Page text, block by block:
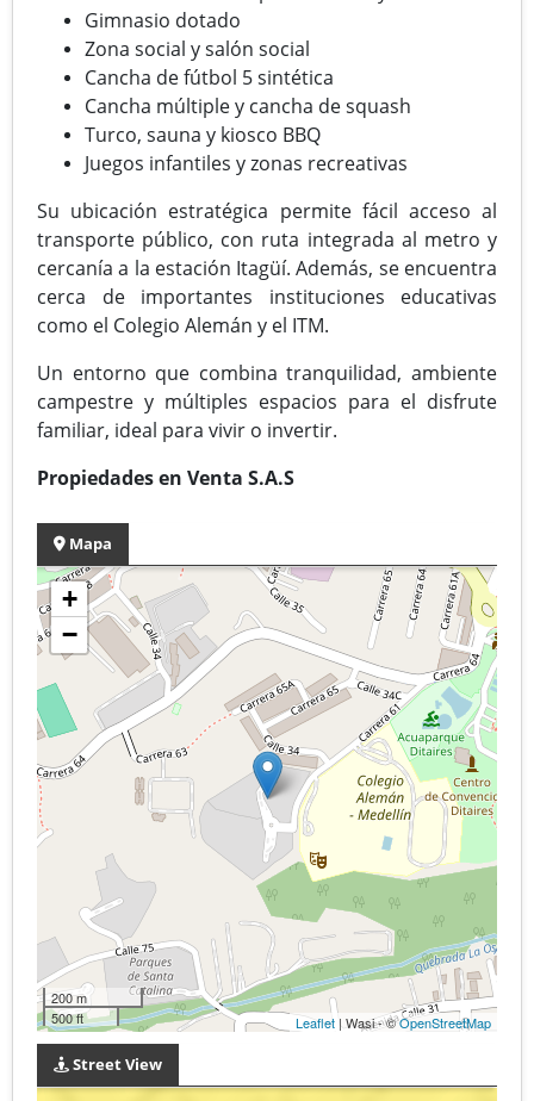
Gimnasio dotado
Zona social y salón social
Cancha de fútbol 5 sintética
Cancha múltiple y cancha de squash
Turco, sauna y kiosco BBQ
Juegos infantiles y zonas recreativas
Su ubicación estratégica permite fácil acceso al
transporte público, con ruta integrada al metro y
cercanía a la estación Itagüí. Además, se encuentra
cerca de importantes instituciones educativas
como el Colegio Alemán y el ITM.
Un entorno que combina tranquilidad, ambiente
campestre y múltiples espacios para el disfrute
familiar, ideal para vivir o invertir.
Propiedades en Venta S.A.S
Mapa
+
−
200 m
500 ft
Leaflet | Wasi - ©OpenStreetMap
Street View